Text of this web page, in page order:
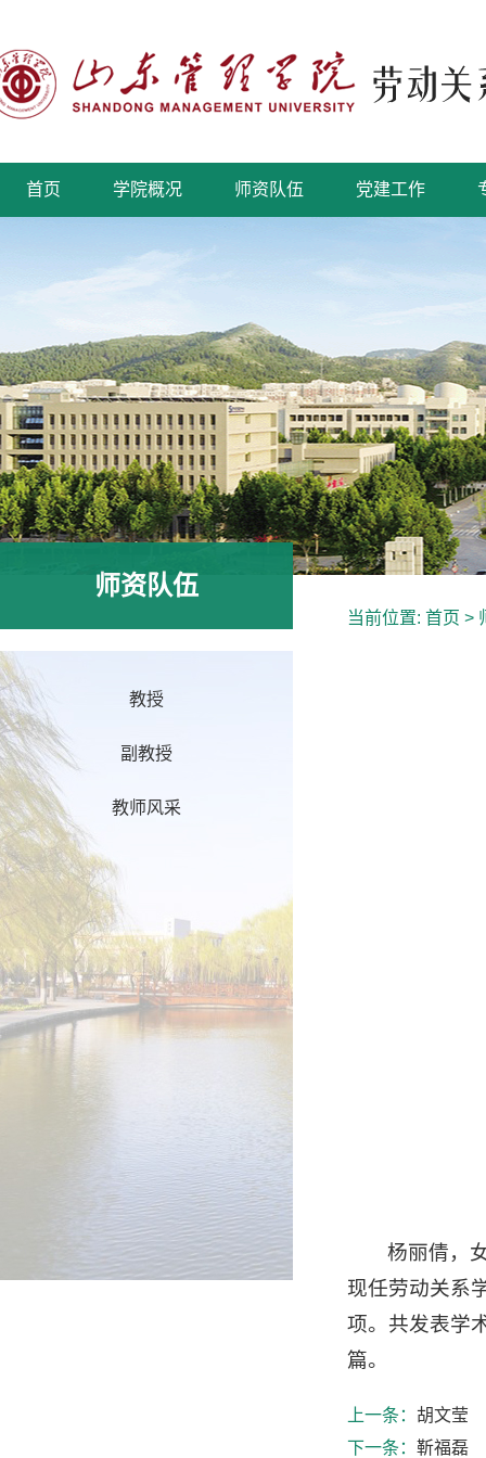
首页 学院概况 师资队伍 党建工作
师资队伍
教授
副教授
教师风采
当前位置: 首页 >
杨丽倩，
现任劳动关系
项。共发表学
篇。
上一条： 胡文莹
下一条： 靳福磊